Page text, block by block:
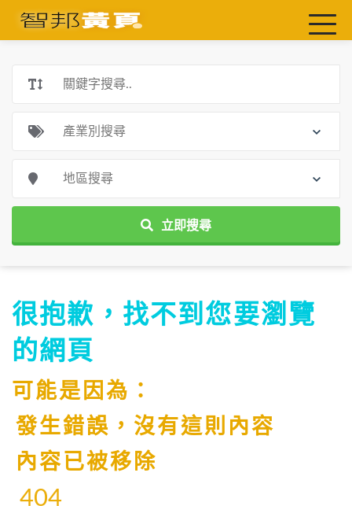
首頁
工商服務
立即搜尋
很抱歉，找不到您要瀏覽
的網頁
可能是因為：
發生錯誤，沒有這則內容
內容已被移除
404